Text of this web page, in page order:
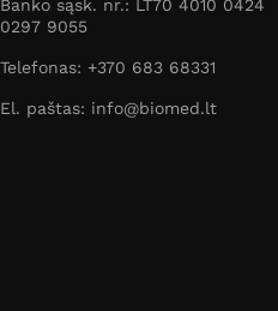
Banko sąsk. nr.: LT70 4010 0424
0297 9055
Telefonas: +370 683 68331
El. paštas: info@biomed.lt